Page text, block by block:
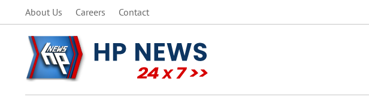
About Us Careers Contact